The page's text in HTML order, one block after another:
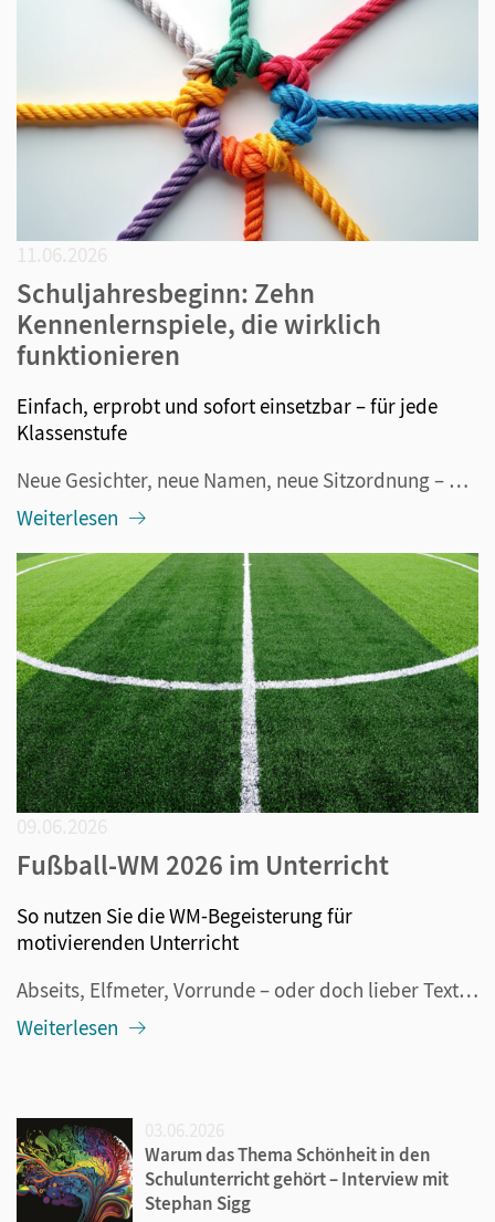
Schuljahresbeginn: Zehn
Kennenlernspiele, die wirklich
funktionieren
Einfach, erprobt und sofort einsetzbar – für jede
Klassenstufe
Neue Gesichter, neue Namen, neue Sitzordnung – und mittendrin dreißig Kinder oder Jugendliche, die zwischen Neugier und Nervosität schwanken. Der Schuljahresbeginn ist für alle Beteiligten aufregend. Und genau deshalb lohnt es sich, die ersten Stunden nicht dem Zufall zu überlassen. Kennenlernspiele...
Weiterlesen
Fußball-WM 2026 im Unterricht
So nutzen Sie die WM-Begeisterung für
motivierenden Unterricht
Abseits, Elfmeter, Vorrunde – oder doch lieber Textaufgaben, Leseverstehen und Geometrie? Wenn ab dem 11. Juni 2026 der Ball in Kanada, Mexiko und den USA rollt, ist das Fußballfieber auch im Klassenzimmer kaum zu bremsen. Und das ist auch gut so: Denn statt gegen die WM-Begeisterung anzukämpfen, kö...
Weiterlesen
Warum das Thema Schönheit in den
Schulunterricht gehört – Interview mit
Stephan Sigg